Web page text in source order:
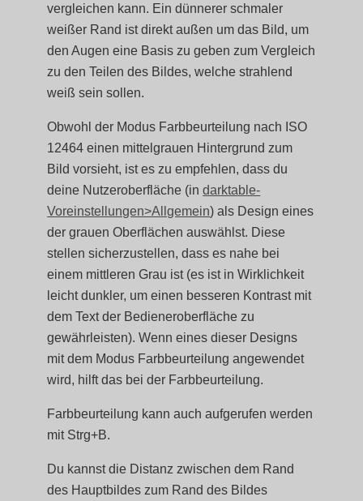
vergleichen kann. Ein dünnerer schmaler
weißer Rand ist direkt außen um das Bild, um
den Augen eine Basis zu geben zum Vergleich
zu den Teilen des Bildes, welche strahlend
weiß sein sollen.
Obwohl der Modus Farbbeurteilung nach ISO
12464 einen mittelgrauen Hintergrund zum
Bild vorsieht, ist es zu empfehlen, dass du
deine Nutzeroberfläche (indarktable-
Voreinstellungen>Allgemein) als Design eines
der grauen Oberflächen auswählst. Diese
stellen sicherzustellen, dass es nahe bei
einem mittleren Grau ist (es ist in Wirklichkeit
leicht dunkler, um einen besseren Kontrast mit
dem Text der Bedieneroberfläche zu
gewährleisten). Wenn eines dieser Designs
mit dem Modus Farbbeurteilung angewendet
wird, hilft das bei der Farbbeurteilung.
Farbbeurteilung kann auch aufgerufen werden
mit Strg+B.
Du kannst die Distanz zwischen dem Rand
des Hauptbildes zum Rand des Bildes